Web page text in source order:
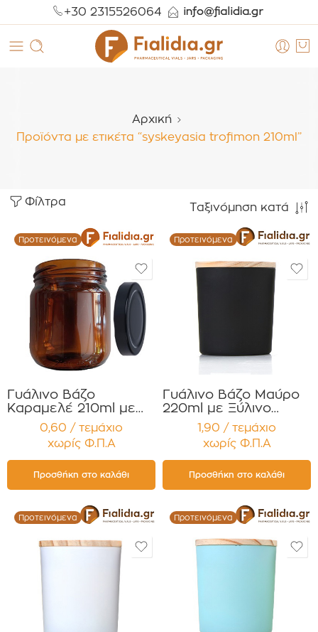
+30 2315526064
Αρχική
Προϊόντα με ετικέτα “syskeyasia trofimon 210ml”
Φίλτρα Ταξινόμηση κατά
Προτεινόμενα
Γυάλινο Βάζο
Καραμελέ 210ml με
Μαύρο Καπάκι
Αλουμινίου για
Τρόφιμα και Κεριά
Συσκευασία 12
τεμαχίων
0,60 / τεμάχιο
χωρίς Φ.Π.Α
Προσθήκη στο καλάθι
Προτεινόμενα
Γυάλινο Βάζο Μαύρο
220ml με Ξύλινο
Καπάκι για Κεριά
Συσκευασία 12
τεμαχίων
1,90 / τεμάχιο
χωρίς Φ.Π.Α
Προσθήκη στο καλάθι
Προτεινόμενα Προτεινόμενα